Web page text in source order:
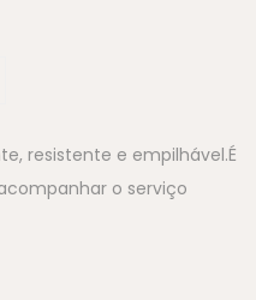
resistente e empilhável.É
o serviço